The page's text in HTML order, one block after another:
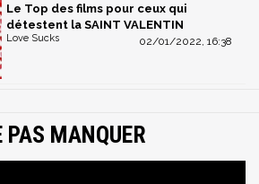
Le Top des films pour ceux qui
détestent la SAINT VALENTIN
02/01/2022, 16:38
Love Sucks
PAS MANQUER